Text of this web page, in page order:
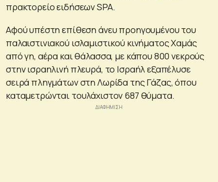
πρακτορείο ειδήσεων SPA.
Αφού υπέστη επίθεση άνευ προηγουμένου του
παλαιστινιακού ισλαμιστικού κινήματος Χαμάς
από γη, αέρα και θάλασσα, με κάπου 800 νεκρούς
στην ισραηλινή πλευρά, το Ισραήλ εξαπέλυσε
σειρά πληγμάτων στη Λωρίδα της Γάζας, όπου
καταμετρώνται τουλάχιστον 687 θύματα.